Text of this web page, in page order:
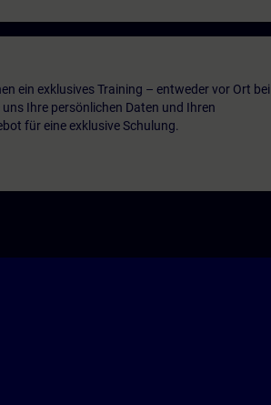
ein exklusives Training – entweder vor Ort bei
Ihre persönlichen Daten und Ihren
für eine exklusive Schulung.